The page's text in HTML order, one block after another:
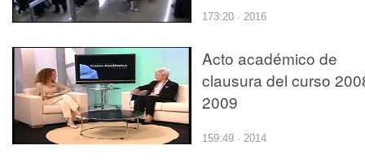
causa del Dr. Roger
de nuevos doctores y
doctoras
173:20 · 2016
Acto académico de
clausura del curso
2009
159:49 · 2014